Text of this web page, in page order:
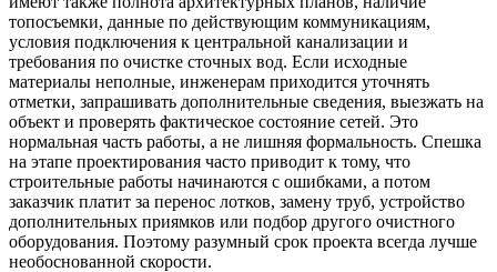
топосъемки, данные по действующим коммуникациям,
условия подключения к центральной канализации и
требования по очистке сточных вод. Если исходные
материалы неполные, инженерам приходится уточнять
отметки, запрашивать дополнительные сведения, выезжать на
объект и проверять фактическое состояние сетей. Это
нормальная часть работы, а не лишняя формальность. Спешка
на этапе проектирования часто приводит к тому, что
строительные работы начинаются с ошибками, а потом
заказчик платит за перенос лотков, замену труб, устройство
дополнительных приямков или подбор другого очистного
оборудования. Поэтому разумный срок проекта всегда лучше
необоснованной скорости.